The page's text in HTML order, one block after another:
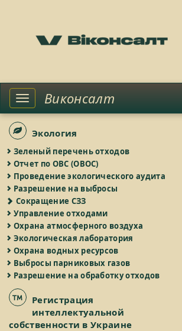
Toggle
left
sidebar
Виконсалт
Экология
Зеленый перечень отходов
Отчет по ОВС (ОВОС)
Проведение экологического аудита
Разрешение на выбросы
Сокращение СЗЗ
Управление отходами
Охрана атмосферного воздуха
Экологическая лаборатория
Охрана водных ресурсов
Выбросы парниковых газов
Разрешение на обработку отходов
Регистрация
интеллектуальной
собственности в Украине